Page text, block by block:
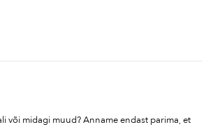
või midagi muud? Anname endast parima, et